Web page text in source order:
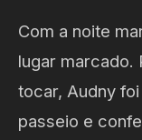
Com a noite
lugar marcado.
tocar, Audny
passeio e